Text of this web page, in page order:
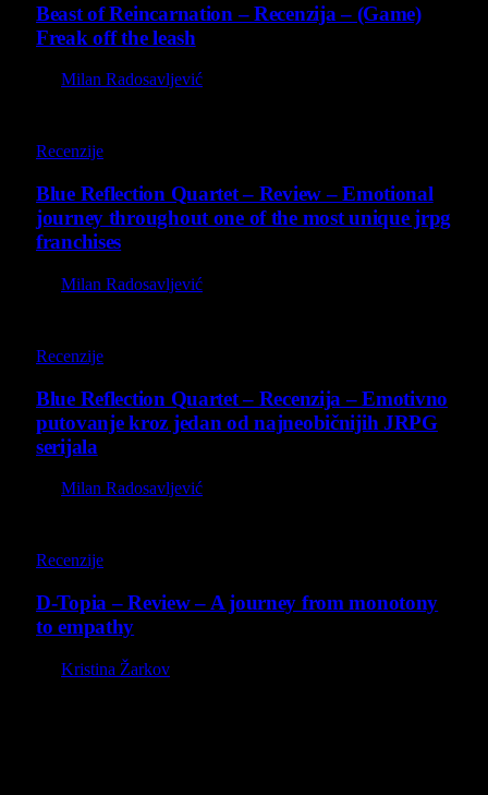
Beast of Reincarnation – Recenzija – (Game)
Freak off the leash
Milan Radosavljević
Recenzije
Blue Reflection Quartet – Review – Emotional
journey throughout one of the most unique jrpg
franchises
Milan Radosavljević
Recenzije
Blue Reflection Quartet – Recenzija – Emotivno
putovanje kroz jedan od najneobičnijih JRPG
serijala
Milan Radosavljević
Recenzije
D-Topia – Review – A journey from monotony
to empathy
Kristina Žarkov